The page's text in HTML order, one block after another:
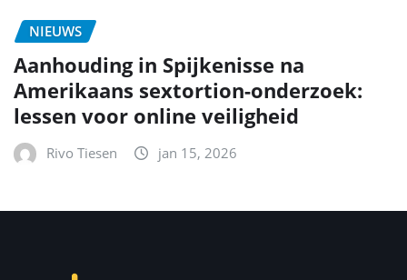
NIEUWS
Aanhouding in Spijkenisse na
Amerikaans sextortion-onderzoek:
lessen voor online veiligheid
Rivo Tiesen jan 15, 2026